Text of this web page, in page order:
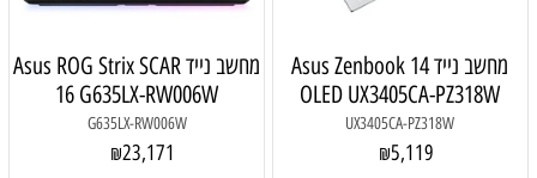
מחשב נייד Asus Zenbook 14
OLED UX3405CA-PZ318W
UX3405CA-PZ318W
₪5,119
מחשב נייד Asus ROG Strix SCAR
16 G635LX-RW006W
G635LX-RW006W
₪23,171